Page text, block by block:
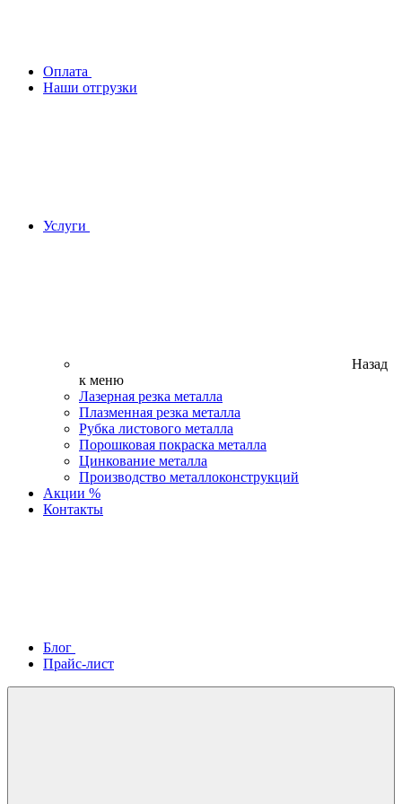
Оплата
Наши отгрузки
Услуги
Назад
к меню
Лазерная резка металла
Плазменная резка металла
Рубка листового металла
Порошковая покраска металла
Цинкование металла
Производство металлоконструкций
Акции %
Контакты
Блог
Прайс-лист